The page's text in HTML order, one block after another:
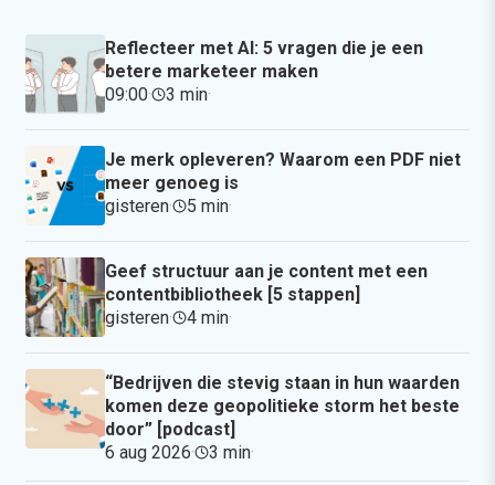
Reflecteer met AI: 5 vragen die je een
betere marketeer maken
09:00· 3 min·
Je merk opleveren? Waarom een PDF niet
meer genoeg is
gisteren· 5 min·
Geef structuur aan je content met een
contentbibliotheek [5 stappen]
gisteren· 4 min·
“Bedrijven die stevig staan in hun waarden
komen deze geopolitieke storm het beste
door” [podcast]
6 aug 2026· 3 min·